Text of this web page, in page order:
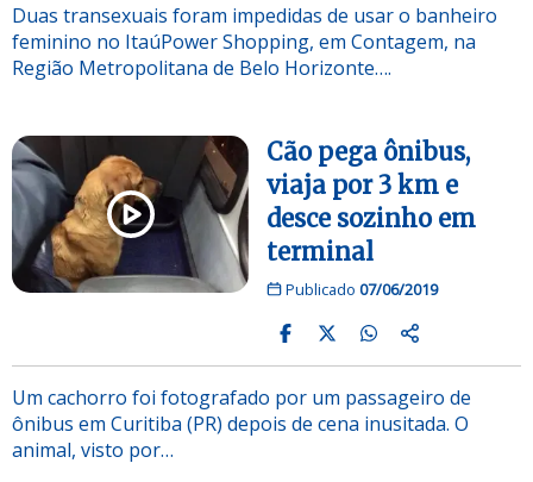
Duas transexuais foram impedidas de usar o banheiro
feminino no ItaúPower Shopping, em Contagem, na
Região Metropolitana de Belo Horizonte….
Cão pega ônibus,
viaja por 3 km e
desce sozinho em
terminal
Publicado 07/06/2019
Um cachorro foi fotografado por um passageiro de
ônibus em Curitiba (PR) depois de cena inusitada. O
animal, visto por…